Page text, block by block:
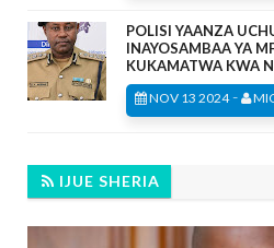
POLISI YAANZA
INAYOSAMBAA YA
KUKAMATWA KWA
NOV 13 2024-
IJUE SHERIA